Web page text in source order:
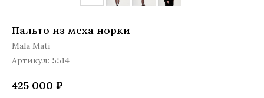
Пальто из меха норки
Mala Mati
Артикул: 5514
425 000 ₽